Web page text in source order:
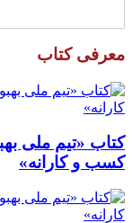
معرفی کتاب
کتاب «تیم ملی
کسب و کارانه»